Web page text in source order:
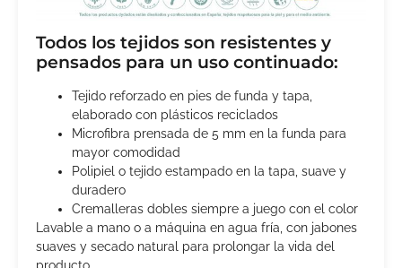
Todos los tejidos son resistentes y
pensados para un uso continuado:
Tejido reforzado en pies de funda y tapa,
elaborado con plásticos reciclados
Microfibra prensada de 5 mm en la funda para
mayor comodidad
Polipiel o tejido estampado en la tapa, suave y
duradero
Cremalleras dobles siempre a juego con el color
Lavable a mano o a máquina en agua fría, con jabones
suaves y secado natural para prolongar la vida del